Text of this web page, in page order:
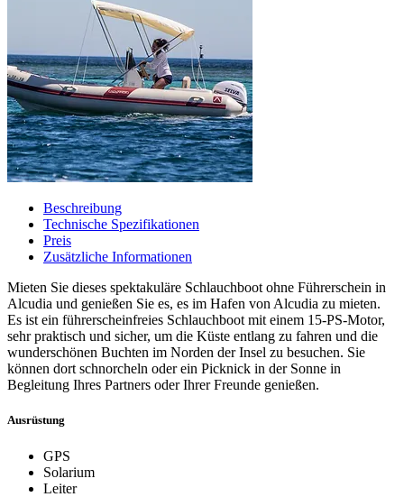
Beschreibung
Technische Spezifikationen
Preis
Zusätzliche Informationen
Mieten Sie dieses spektakuläre Schlauchboot ohne Führerschein in
Alcudia und genießen Sie es, es im Hafen von Alcudia zu mieten.
Es ist ein führerscheinfreies Schlauchboot mit einem 15-PS-Motor,
sehr praktisch und sicher, um die Küste entlang zu fahren und die
wunderschönen Buchten im Norden der Insel zu besuchen. Sie
können dort schnorcheln oder ein Picknick in der Sonne in
Begleitung Ihres Partners oder Ihrer Freunde genießen.
Ausrüstung
GPS
Solarium
Leiter